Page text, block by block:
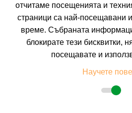
Албена
Курорт:Албена
Местоположение: Хотел "Гергана" е
морето, на километър и половина от
заобиколен от красивата зеленина на
впечатлява с терасовидната си
Пясъчен, пред хотела. Насладете
плаж на българското Черноморие,
отчитаме посещенията и
страници са най-посещавани
време. Събраната
блокирате тези бисквитки,
посещавате и
Научете